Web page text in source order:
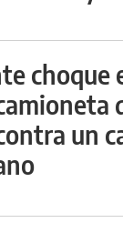
choque
un